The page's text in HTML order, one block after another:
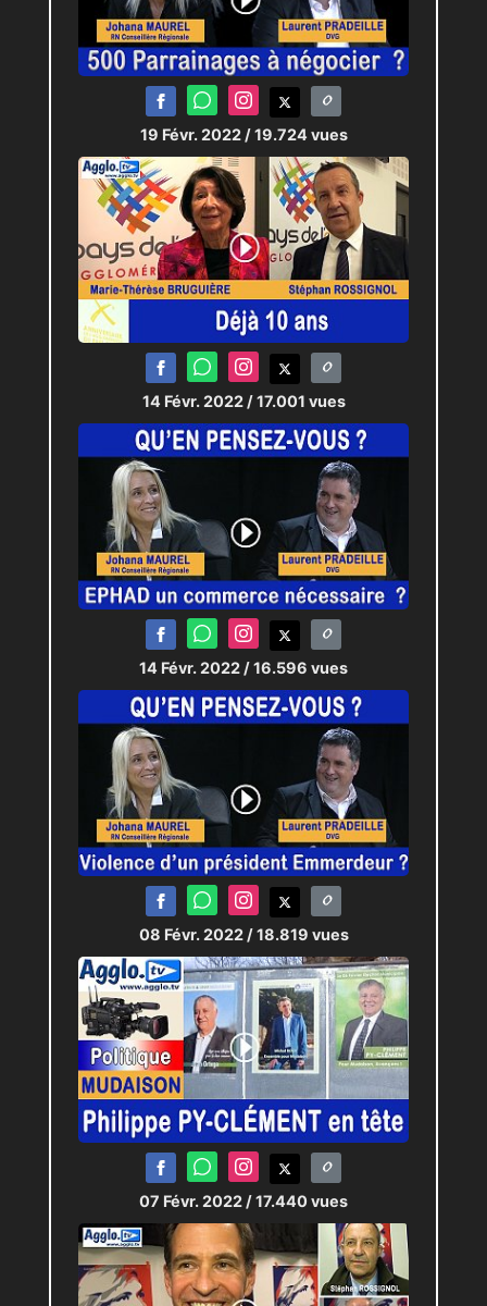
19 Févr. 2022 / 19.724 vues
14 Févr. 2022 / 17.001 vues
14 Févr. 2022 / 16.596 vues
08 Févr. 2022 / 18.819 vues
07 Févr. 2022 / 17.440 vues